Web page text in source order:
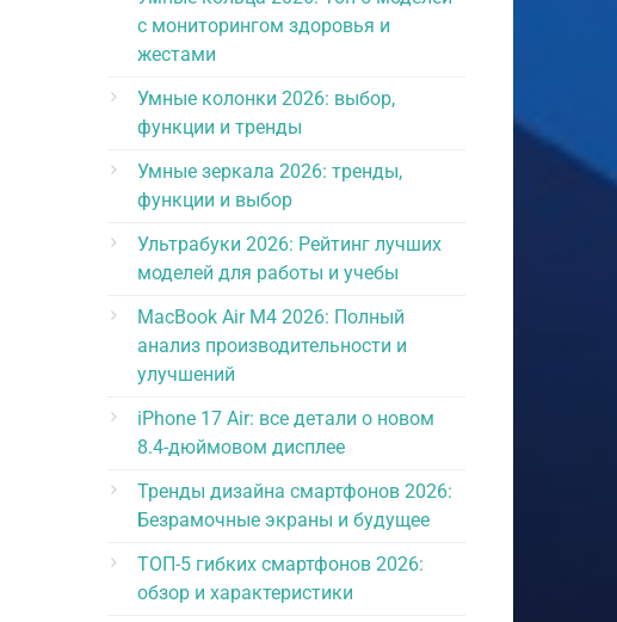
с мониторингом здоровья и
жестами
Умные колонки 2026: выбор,
функции и тренды
Умные зеркала 2026: тренды,
функции и выбор
Ультрабуки 2026: Рейтинг лучших
моделей для работы и учебы
MacBook Air M4 2026: Полный
анализ производительности и
улучшений
iPhone 17 Air: все детали о новом
8.4-дюймовом дисплее
Тренды дизайна смартфонов 2026:
Безрамочные экраны и будущее
ТОП-5 гибких смартфонов 2026:
обзор и характеристики